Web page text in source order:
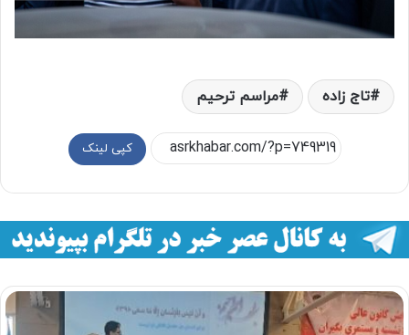
تاج زاده مراسم ترحیم
کپی لینک